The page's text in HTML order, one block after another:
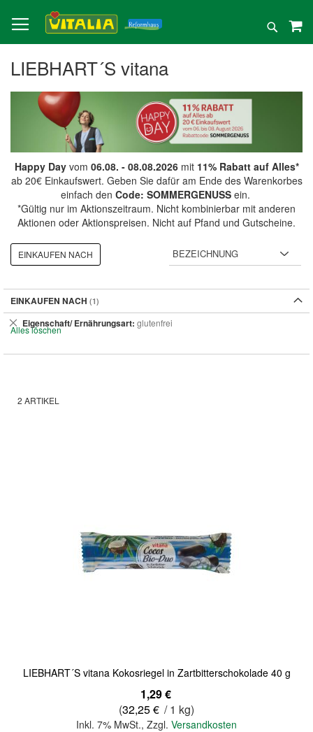
zum
Inhalt
Suche
LIEBHART´S vitana
Happy Dayvom 06.08. - 08.08.2026mit 11% Rabatt auf Alles*
ab 20€ Einkaufswert. Geben Sie dafür am Ende des Warenkorbes
einfach den Code: SOMMERGENUSSein.
*Gültig nur im Aktionszeitraum. Nicht kombinierbar mit anderen
Aktionen oder Aktionspreisen. Nicht auf Pfand und Gutscheine.
2 ARTIKEL
LIEBHART´S vitana Kokosriegel in Zartbitterschokolade 40 g
1,29 €
(32,25 € / 1 kg)
Inkl. 7% MwSt., Zzgl. Versandkosten
EINKAUFEN NACH
EINKAUFEN NACH
Eigenschaft/ Ernährungsart glutenfrei
Dies
entfernen
Alles löschen